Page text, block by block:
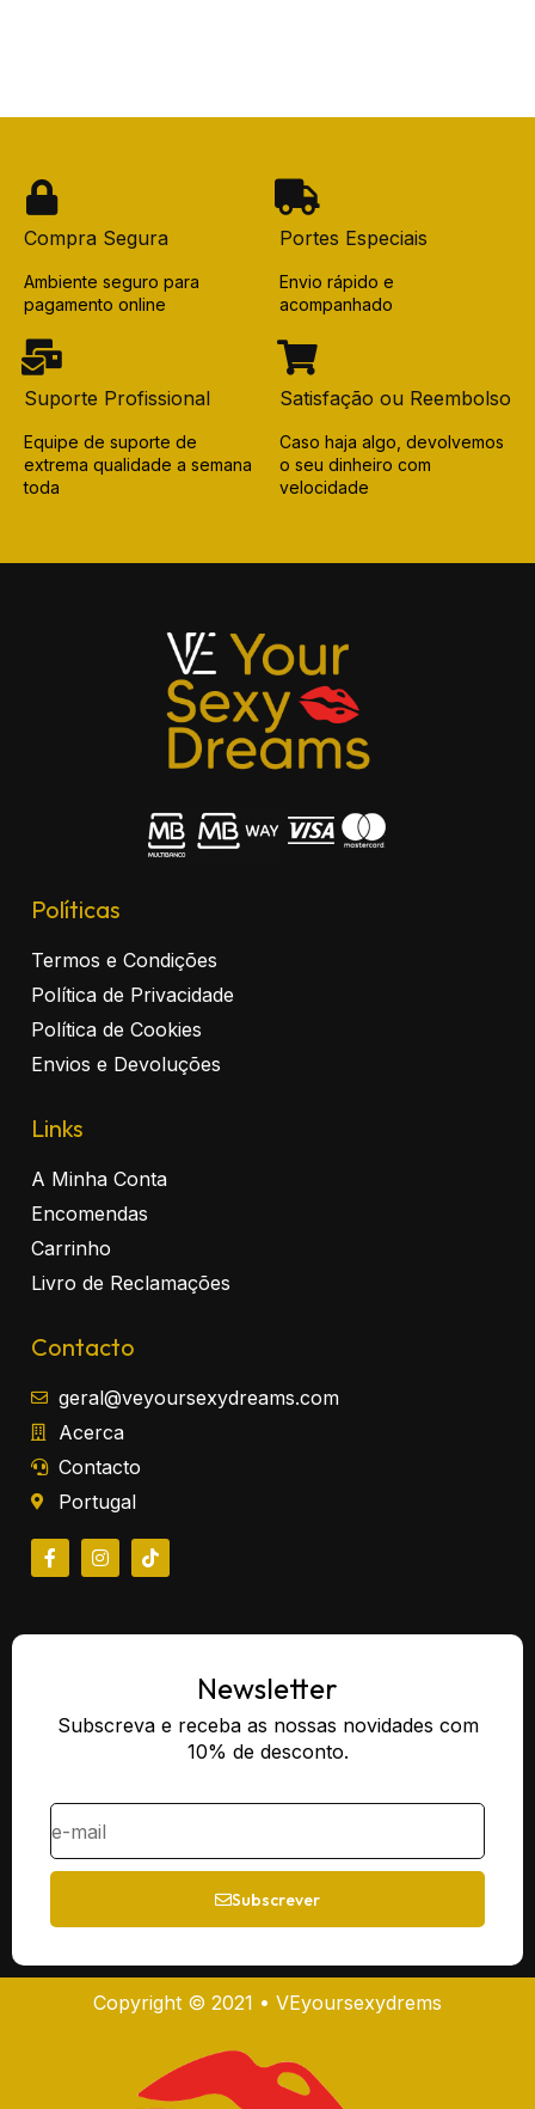
Compra Segura
Ambiente seguro para
pagamento online
Portes Especiais
Envio rápido e
acompanhado
Suporte Profissional
Equipe de suporte de
extrema qualidade a semana
toda
Satisfação ou Reembolso
Caso haja algo, devolvemos
o seu dinheiro com
velocidade
Políticas
Termos e Condições
Política de Privacidade
Política de Cookies
Envios e Devoluções
Links
A Minha Conta
Encomendas
Carrinho
Livro de Reclamações
Contacto
geral@veyoursexydreams.com
Acerca
Contacto
Portugal
Newsletter
Subscreva e receba as nossas novidades com
10% de desconto.
Subscrever
Copyright © 2021 • VEyoursexydrems